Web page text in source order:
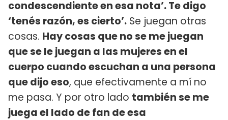
condescendiente en esa nota’. Te digo
‘tenés razón, es cierto’. Se juegan otras
cosas. Hay cosas que no se me juegan
que se le juegan a las mujeres en el
cuerpo cuando escuchan a una persona
que dijo eso, que efectivamente a mí no
me pasa. Y por otro lado también se me
juega el lado de fan de esa